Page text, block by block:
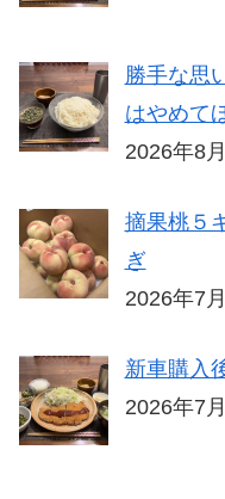
勝手な思
はやめて
2026年8
摘果桃５
ぎ
2026年7
新車購入
2026年7